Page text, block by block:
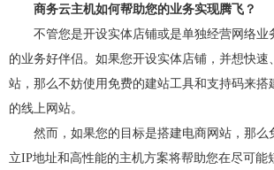
商务云主机如何帮助您的业务实现腾飞？
不管您是开设实体店铺或是单独经营网络业
的业务好伴侣。如果您开设实体店铺，并想快速
站，那么不妨使用免费的建站工具和支持码来搭
的线上网站。
然而，如果您的目标是搭建电商网站，那么
立IP地址和高性能的主机方案将帮助您在尽可能